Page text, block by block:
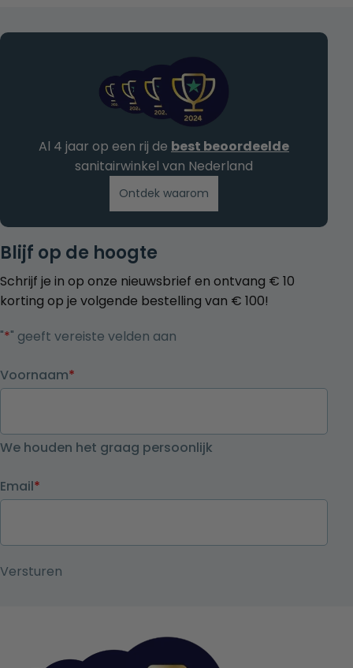
Blijf op de hoogte
Schrijf je in op onze nieuwsbrief en ontvang € 10
korting op je volgende bestelling van € 100!
"*" geeft vereiste velden aan
Voornaam*
We houden het graag persoonlijk
Email*
Al 4 jaar op een rij de best beoordeelde
sanitairwinkel van Nederland
Ontdek waarom